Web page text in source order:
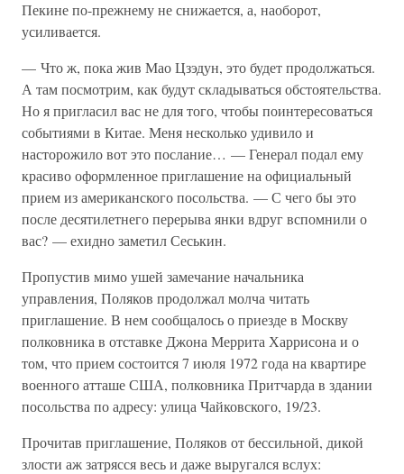
Пекине по-прежнему не снижается, а, наоборот,
усиливается.
— Что ж, пока жив Мао Цзэдун, это будет продолжаться.
А там посмотрим, как будут складываться обстоятельства.
Но я пригласил вас не для того, чтобы поинтересоваться
событиями в Китае. Меня несколько удивило и
насторожило вот это послание… — Генерал подал ему
красиво оформленное приглашение на официальный
прием из американского посольства. — С чего бы это
после десятилетнего перерыва янки вдруг вспомнили о
вас? — ехидно заметил Сеськин.
Пропустив мимо ушей замечание начальника
управления, Поляков продолжал молча читать
приглашение. В нем сообщалось о приезде в Москву
полковника в отставке Джона Меррита Харрисона и о
том, что прием состоится 7 июля 1972 года на квартире
военного атташе США, полковника Притчарда в здании
посольства по адресу: улица Чайковского, 19/23.
Прочитав приглашение, Поляков от бессильной, дикой
злости аж затрясся весь и даже выругался вслух: